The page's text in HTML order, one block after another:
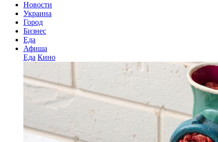
Новости
Украина
Город
Бизнес
Еда
Афиша
Еда Кино